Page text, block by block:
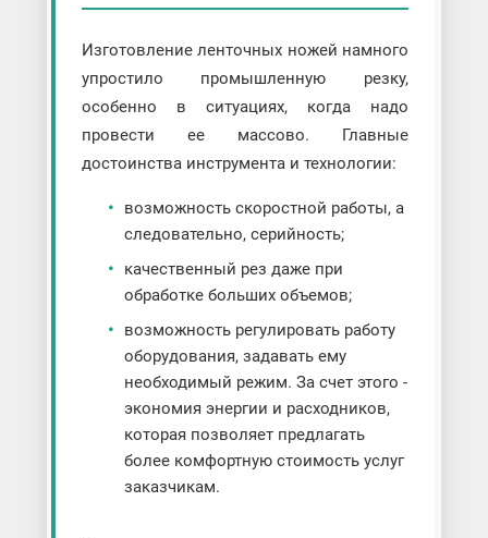
Изготовление ленточных ножей намного
упростило промышленную резку,
особенно в ситуациях, когда надо
провести ее массово. Главные
достоинства инструмента и технологии:
возможность скоростной работы, а
следовательно, серийность;
качественный рез даже при
обработке больших объемов;
возможность регулировать работу
оборудования, задавать ему
необходимый режим. За счет этого -
экономия энергии и расходников,
которая позволяет предлагать
более комфортную стоимость услуг
заказчикам.